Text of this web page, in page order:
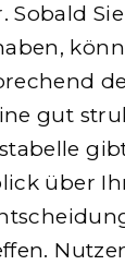
Sobald
gut
über